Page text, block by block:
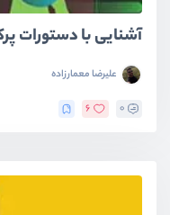
آشنایی با دستورات
علیرضا معمارزاده
0
6